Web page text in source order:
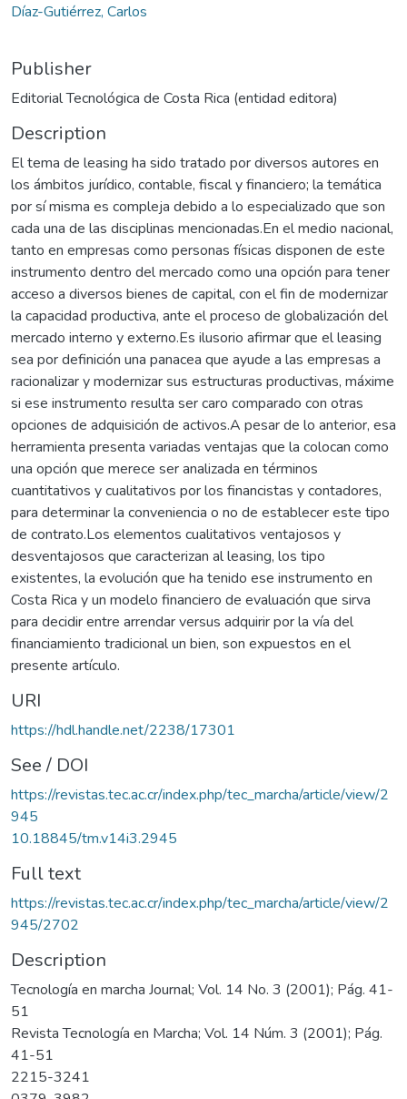
Díaz-Gutiérrez, Carlos
Publisher
Editorial Tecnológica de Costa Rica (entidad editora)
Description
El tema de leasing ha sido tratado por diversos autores en
los ámbitos jurídico, contable, fiscal y financiero; la temática
por sí misma es compleja debido a lo especializado que son
cada una de las disciplinas mencionadas.En el medio nacional,
tanto en empresas como personas físicas disponen de este
instrumento dentro del mercado como una opción para tener
acceso a diversos bienes de capital, con el fin de modernizar
la capacidad productiva, ante el proceso de globalización del
mercado interno y externo.Es ilusorio afirmar que el leasing
sea por definición una panacea que ayude a las empresas a
racionalizar y modernizar sus estructuras productivas, máxime
si ese instrumento resulta ser caro comparado con otras
opciones de adquisición de activos.A pesar de lo anterior, esa
herramienta presenta variadas ventajas que la colocan como
una opción que merece ser analizada en términos
cuantitativos y cualitativos por los financistas y contadores,
para determinar la conveniencia o no de establecer este tipo
de contrato.Los elementos cualitativos ventajosos y
desventajosos que caracterizan al leasing, los tipo
existentes, la evolución que ha tenido ese instrumento en
Costa Rica y un modelo financiero de evaluación que sirva
para decidir entre arrendar versus adquirir por la vía del
financiamiento tradicional un bien, son expuestos en el
presente artículo.
URI
https://hdl.handle.net/2238/17301
See / DOI
https://revistas.tec.ac.cr/index.php/tec_marcha/article/view/2
945
10.18845/tm.v14i3.2945
Full text
https://revistas.tec.ac.cr/index.php/tec_marcha/article/view/2
945/2702
Description
Tecnología en marcha Journal; Vol. 14 No. 3 (2001); Pág. 41-
51
Revista Tecnología en Marcha; Vol. 14 Núm. 3 (2001); Pág.
41-51
2215-3241